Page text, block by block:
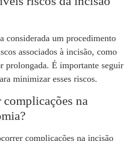
considerada um procedimento
associados à incisão, como
prolongada. É importante seguir
minimizar esses riscos.
na
complicações na incisão